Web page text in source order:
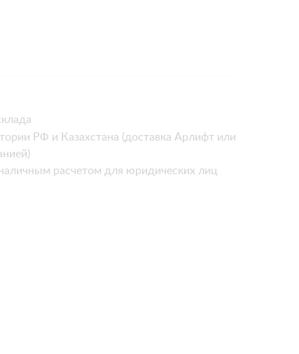
РФ и Казахстана (доставка Арлифт или
расчетом для юридических лиц